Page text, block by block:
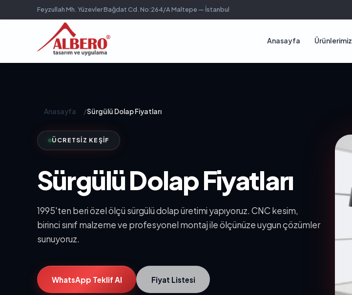
Feyzullah Mh. Yüzevler Bağdat Cd. No:264/A Maltepe — İstanbul
Anasayfa Ürünlerimiz
Anasayfa /Sürgülü Dolap Fiyatları
ÜCRETSIZ KEŞIF
Sürgülü Dolap Fiyatları
1995'ten beri özel ölçü sürgülü dolap üretimi yapıyoruz. CNC kesim,
birinci sınıf malzeme ve profesyonel montaj ile ölçünüze uygun çözümler
sunuyoruz.
WhatsApp Teklif Al Fiyat Listesi